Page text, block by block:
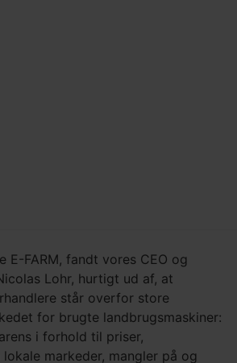
E-FARM, fandt vores CEO og
Lohr, hurtigt ud af, at
står overfor store
for brugte landbrugsmaskiner:
i forhold til priser,
markeder, mangler på og